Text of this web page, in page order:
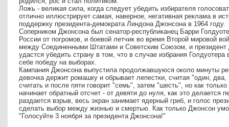
Ложь - великая сила, когда следует убедить избирателя
отлично иллюстрирует самая, наверное, негативная реклама в
поддержку президента-демократа Линдона Джонсона в 1964 году.
Соперником Джонсона был сенатор-республиканец Барри
России от погромов, и боевой летчик во время Второй мировой
между Соединенными Штатами и Советским Союзом, и
удастся убедить страну в том, что в случае избрания Голдуотера
себе победу на выборах.
Кампания Джонсона выпустила продолжавшуюся около минуты
девочка держит ромашку и обрывает лепестки, считая "один,
считать и после пяти говорит "семь", затем "шесть", но как
начинает обратный отсчет - от девяти до нуля, как это делается
раздается взрыв, весь экран занимает ядерный гриб, и голос
сделать выбор между жизнью и смертью. Как только Джонсон
"Голосуйте 3 ноября за президента Джонсона!"